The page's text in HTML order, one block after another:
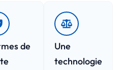
de
Une
technologie